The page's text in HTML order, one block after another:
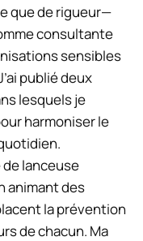
que de rigueur—
consultante
sensibles
publié deux
lesquels je
harmoniser le
de lanceuse
animant des
la prévention
de chacun. Ma